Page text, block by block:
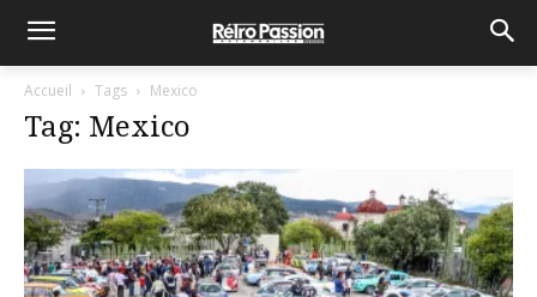
Accueil Tags Mexico
Tag: Mexico